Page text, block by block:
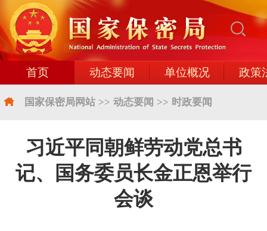
首页 动态要闻 单位概况 政策
国家保密局网站 >> 动态要闻 >> 时政要闻
习近平同朝鲜劳动党总书
记、国务委员长金正恩举行
会谈